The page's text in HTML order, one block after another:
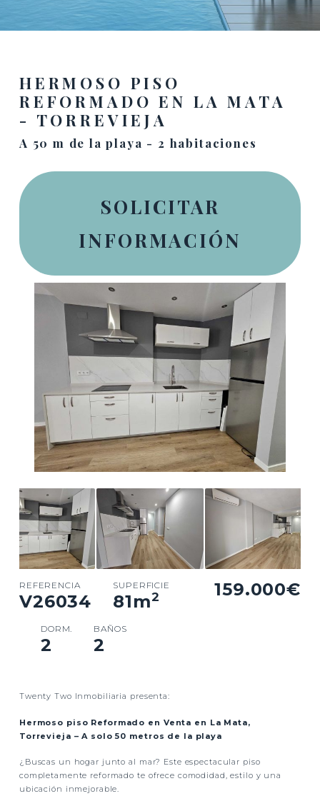
HERMOSO PISO
REFORMADO EN LA MATA
- TORREVIEJA
A 50 m de la playa - 2 habitaciones
SOLICITAR
INFORMACIÓN
159.000€
REFERENCIA
V26034
SUPERFICIE
81m2
DORM.
2
BAÑOS
2
Twenty Two Inmobiliaria presenta:
Hermoso piso Reformado en Venta en La Mata,
Torrevieja – A solo 50 metros de la playa
¿Buscas un hogar junto al mar? Este espectacular piso
completamente reformado te ofrece comodidad, estilo y una
ubicación inmejorable.